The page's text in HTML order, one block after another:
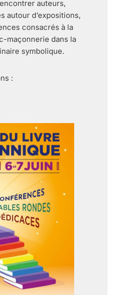
auteurs,
autour d’expositions,
consacrés à la
maçonnerie dans la
symbolique.
: